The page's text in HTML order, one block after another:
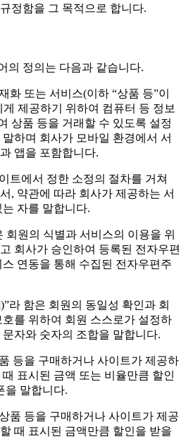
정함을 그 목적으로 합니다.
의 정의는 다음과 같습니다.
화 또는 서비스(이하 “상품 등”이
제공하기 위하여 컴퓨터 등 정보
상품 등을 거래할 수 있도록 설정
하며 회사가 모바일 환경에서 서
앱을 포함합니다.
트에서 정한 소정의 절차를 거쳐
, 약관에 따라 회사가 제공하는 서
자를 말합니다.
회원의 식별과 서비스의 이용을 위
회사가 승인하여 등록된 전자우편
연동을 통해 수집된 전자우편주
라 함은 회원의 동일성 확인과 회
를 위하여 회원 스스로가 설정하
자와 숫자의 조합을 말합니다.
등을 구매하거나 사이트가 제공하
표시된 금액 또는 비율만큼 할인
을 말합니다.
품 등을 구매하거나 사이트가 제공
때 표시된 금액만큼 할인을 받을